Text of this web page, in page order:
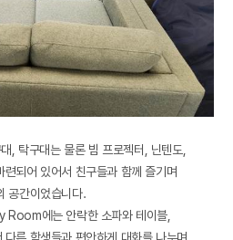
, 탁구대는 물론 빔 프로젝터 , 닌텐도,
련되어 있어서 친구들과 함께 즐기며
공간이었습니다.
Room에는 안락한 소파와 테이블,